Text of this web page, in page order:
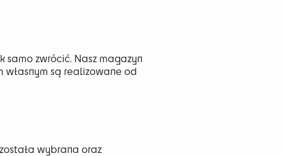
zwrócić. Nasz magazyn
własnym są realizowane od
wybrana oraz